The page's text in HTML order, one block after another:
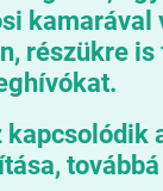
kamarával
részükre
kapcsolódik